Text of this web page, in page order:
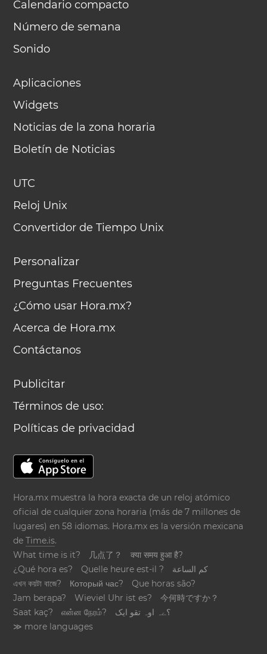
Calendario compacto
Número de semana
Sonido
Aplicaciones
Widgets
Noticias de la zona horaria
Boletín de Noticias
UTC
Reloj Unix
Convertidor de Tiempo Unix
Personalizar
Preguntas Frecuentes
¿Cómo usar Hora.mx?
Acerca de Hora.mx
Contáctanos
Publicitar
Términos de uso:
Políticas de privacidad
Hora.mx muestra la hora exacta de un reloj atómico
oficial de cualquier zona horaria (más de 7 millones de
lugares) en 58 idiomas. Hora.mx es la versión mexicana
deTime.is.
What time is it?
几点了？
क्या समय हुआ है?
¿Qué hora es?
Quelle heure est-il ?
كم الساعة
এখন কয়টা বাজে?
Который час?
Que horas são?
Jam berapa?
Wieviel Uhr ist es?
今何時ですか？
Saat kaç?
என்ன நேரம்?
؟ےہ اوہ تقو ایک
≫ more languages